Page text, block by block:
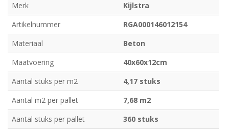
Merk
Kijlstra
Artikelnummer
RGA000146012154
Materiaal
Beton
Maatvoering
40x60x12cm
Aantal stuks per m2
4,17 stuks
Aantal m2 per pallet
7,68 m2
Aantal stuks per pallet
360 stuks